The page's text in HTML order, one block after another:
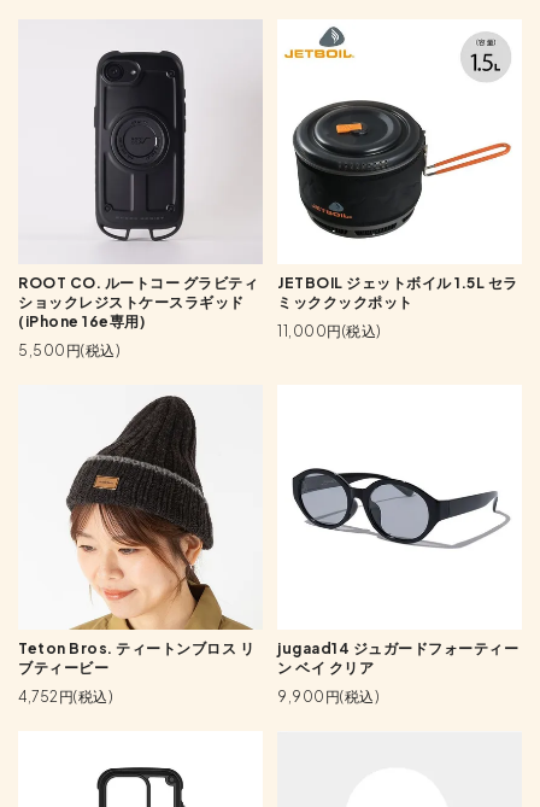
ROOT CO. ルートコー グラビティ
ショックレジストケースラギッド
(iPhone 16e専用)
5,500円(税込)
JETBOIL ジェットボイル 1.5L セラ
ミッククックポット
11,000円(税込)
Teton Bros. ティートンブロス リ
ブティービー
4,752円(税込)
jugaad14 ジュガードフォーティー
ン ベイ クリア
9,900円(税込)